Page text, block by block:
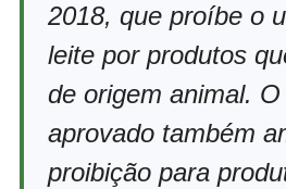
2018, que proíbe o
leite por produtos
de origem animal.
aprovado também
proibição para